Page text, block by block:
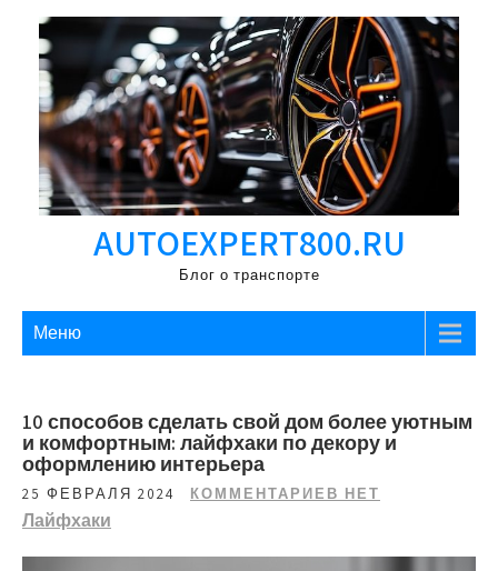
Перейти
содержимому
AUTOEXPERT800.RU
Блог о транспорте
Меню
10 способов сделать свой дом более уютным
и комфортным: лайфхаки по декору и
оформлению интерьера
25 ФЕВРАЛЯ 2024 КОММЕНТАРИЕВ НЕТ
Лайфхаки